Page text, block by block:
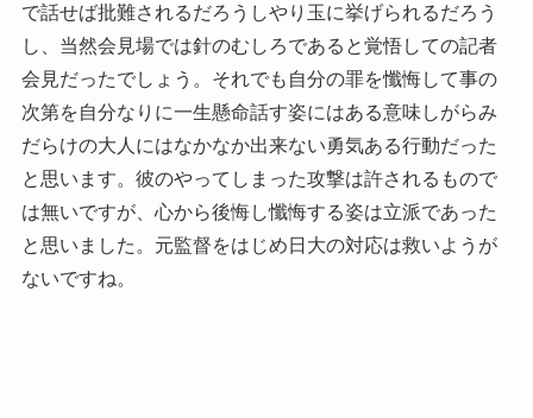
で話せば批難されるだろうしやり玉に挙げられるだろう
し、当然会見場では針のむしろであると覚悟しての記者
会見だったでしょう。それでも自分の罪を懺悔して事の
次第を自分なりに一生懸命話す姿にはある意味しがらみ
だらけの大人にはなかなか出来ない勇気ある行動だった
と思います。彼のやってしまった攻撃は許されるもので
は無いですが、心から後悔し懺悔する姿は立派であった
と思いました。元監督をはじめ日大の対応は救いようが
ないですね。